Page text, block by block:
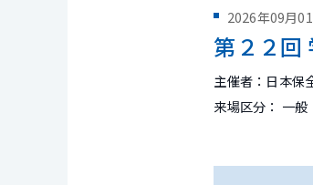
2026年09月
第２２回
主催者：日本保
来場区分： 一般